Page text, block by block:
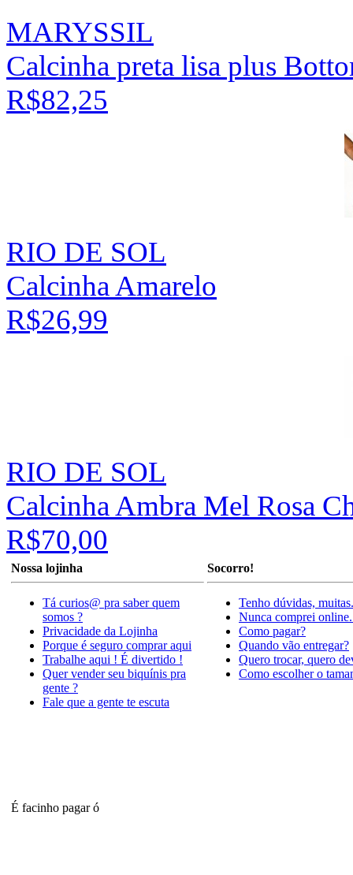
MARYSSIL
Calcinha preta lisa plus
R$82,25
RIO DE SOL
Calcinha Amarelo
R$26,99
RIO DE SOL
Calcinha Ambra Mel Rosa
R$70,00
Nossa lojinha
Tá curios@ pra saber quem
somos ?
Privacidade da Lojinha
Porque é seguro comprar aqui
Trabalhe aqui ! É divertido !
Quer vender seu biquínis pra
gente ?
Fale que a gente te escuta
Socorro!
Tenho dúvidas, muitas.
Nunca comprei online.
Como pagar?
Quando vão entregar?
Quero trocar, quero
Como escolher o
É facinho pagar ó